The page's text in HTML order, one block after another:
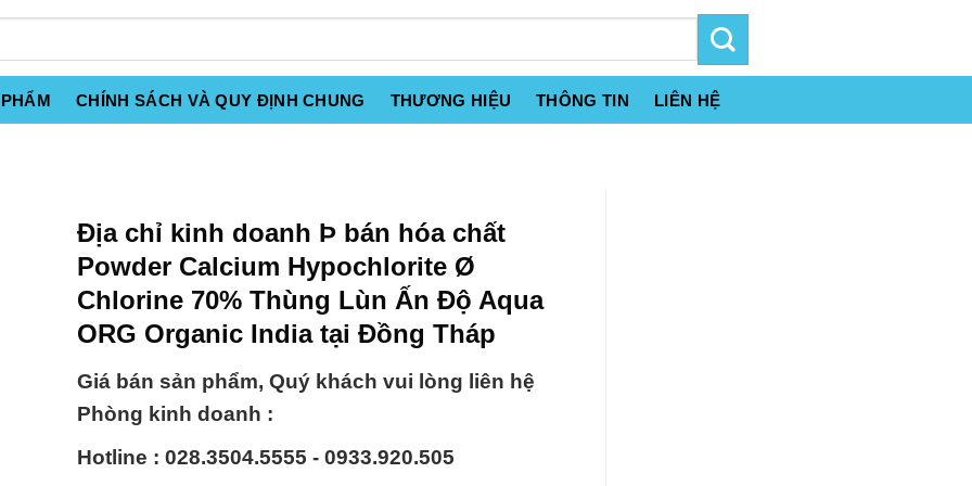
CHÍNH SÁCH VÀ QUY ĐỊNH CHUNG THƯƠNG HIỆU THÔNG TIN LIÊN HỆ
Địa chỉ kinh doanh Þ bán hóa chất
Powder Calcium Hypochlorite Ø
Chlorine 70% Thùng Lùn Ấn Độ Aqua
ORG Organic India tại Đồng Tháp
Giá bán sản phẩm, Quý khách vui lòng liên hệ
Phòng kinh doanh :
Hotline : 028.3504.5555 - 0933.920.505